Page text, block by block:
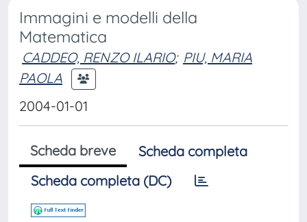
Immagini e modelli della
Matematica
CADDEO, RENZO ILARIO; PIU, MARIA
PAOLA
2004-01-01
Scheda breve
Scheda completa
Scheda completa (DC)